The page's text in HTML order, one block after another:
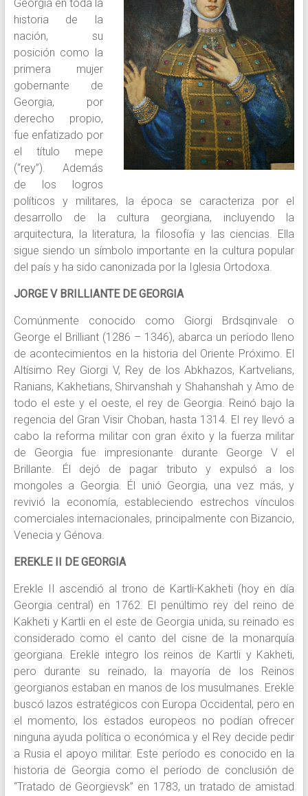
Georgia en toda la
historia de la
nación, su
posición como la
primera mujer
gobernante de
Georgia, por
derecho propio,
fue enfatizado por
el título mepe
(“rey”). Además
de los logros
políticos y militares, la época se caracteriza por el
desarrollo de la cultura georgiana, incluyendo la
arquitectura, la literatura, la filosofía y las ciencias. Ella
sigue siendo un símbolo importante en la cultura popular
del país y ha sido canonizada por la Iglesia Ortodoxa.
JORGE V BRILLIANTE DE GEORGIA
Comúnmente conocido como Giorgi Brdsqinvale o
George el Brilliant (1286 – 1346), abarca un período lleno
de acontecimientos en la historia del Oriente Próximo. El
Altísimo Rey Giorgi V, Rey de los Abkhazos, Kartvelians,
Ranians, Kakhetians, Shirvanshah y Shahanshah y Amo de
todo el este y el oeste, el rey de Georgia. Reinó bajo la
regencia del Gran Visir Choban, hasta 1314. El rey llevó a
cabo la reforma militar con gran éxito y la fuerza militar
de Georgia fue impresionante durante George V el
Brillante. Él dejó de pagar tributo y expulsó a los
mongoles a Georgia. Él unió Georgia, una vez más, y
revivió la economía, estableciendo estrechos vínculos
comerciales internacionales, principalmente con Bizancio,
Venecia y Génova.
EREKLE II DE GEORGIA
Erekle II ascendió al trono de Kartli-Kakheti (hoy en día
Georgia central) en 1762. El penúltimo rey del reino de
Kakheti y Kartli en el este de Georgia unida, su reinado es
considerado como el canto del cisne de la monarquía
georgiana. Erekle integro los reinos de Kartli y Kakheti,
pero durante su reinado, la mayoría de los Reinos
georgianos estaban en manos de los musulmanes. Erekle
buscó lazos estratégicos con Europa Occidental, pero en
el momento, los estados europeos no podían ofrecer
ninguna ayuda política o económica y el Rey decide pedir
a Rusia el apoyo militar. Este período es conocido en la
historia de Georgia como el período de conclusión de
“Tratado de Georgievsk” en 1783, un tratado de amistad